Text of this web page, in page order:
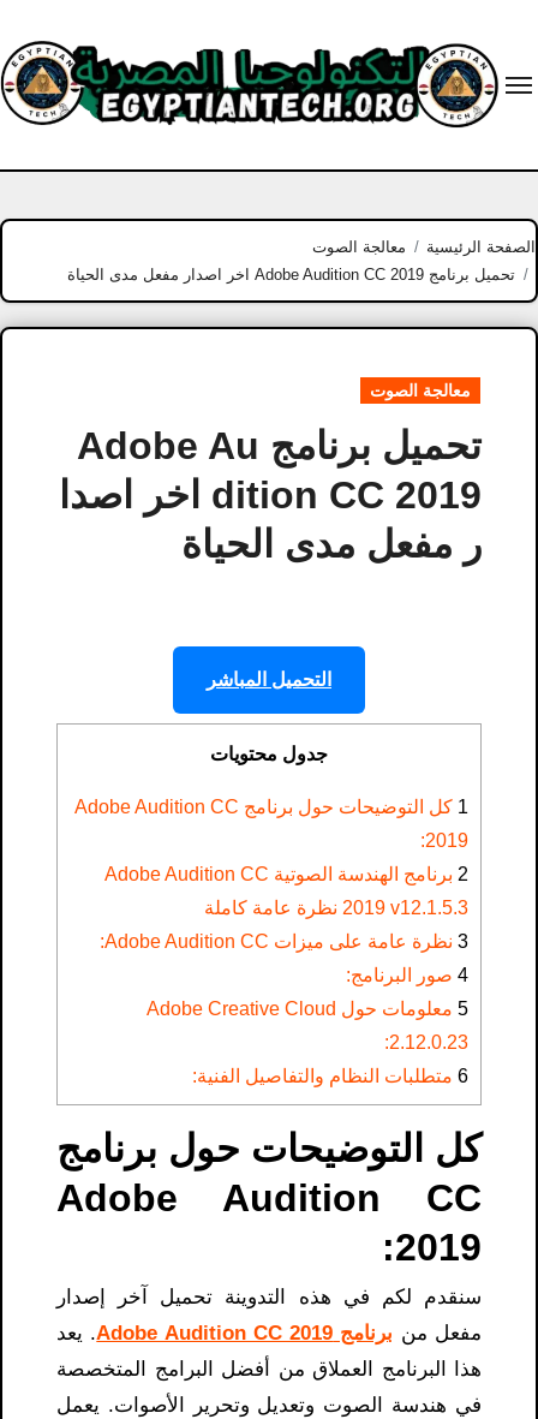
content
الصفحة الرئيسية
معالجة الصوت
تحميل برنامج Adobe Audition CC 2019 اخر اصدار مفعل مدى الحياة
معالجة الصوت
تحميل برنامج Adobe Au
dition CC 2019 اخر اصدا
ر مفعل مدى الحياة
التحميل المباشر
جدول محتويات
1
كل التوضيحات حول برنامج Adobe Audition CC
2019:
2
برنامج الهندسة الصوتية Adobe Audition CC
2019 v12.1.5.3 نظرة عامة كاملة
3 نظرة عامة على ميزات Adobe Audition CC:
4 صور البرنامج:
5
معلومات حول Adobe Creative Cloud
2.12.0.23:
6 متطلبات النظام والتفاصيل الفنية:
كل التوضيحات حول برنامج
Adobe Audition CC
2019:
سنقدم لكم في هذه التدوينة تحميل آخر إصدار
مفعل من برنامج Adobe Audition CC 2019
. يعد
هذا البرنامج العملاق من أفضل البرامج المتخصصة
في هندسة الصوت وتعديل وتحرير الأصوات. يعمل